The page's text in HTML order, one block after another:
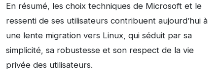
En résumé, les choix techniques de Microsoft et le
ressenti de ses utilisateurs contribuent aujourd’hui à
une lente migration vers Linux, qui séduit par sa
simplicité, sa robustesse et son respect de la vie
privée des utilisateurs.